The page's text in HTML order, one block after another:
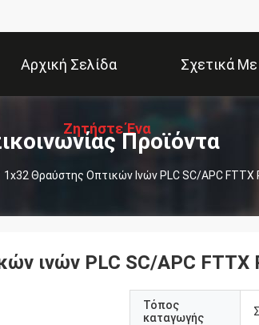
Αρχική Σελίδα Σχετικά Με
Ζητήστε ΈναΠροϊόντα
1x32 Θραύστης Οπτικών Ινών PLC SC/APC FTTX
ινών PLC SC/APC FTTX
Τόπος
καταγωγής